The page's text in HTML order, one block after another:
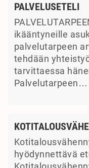
PALVELUSETELI
ikääntyneille
palvelutarpeen
tehdään
tarvittaessa
Palvelutarpeen…
hyödynnettävä